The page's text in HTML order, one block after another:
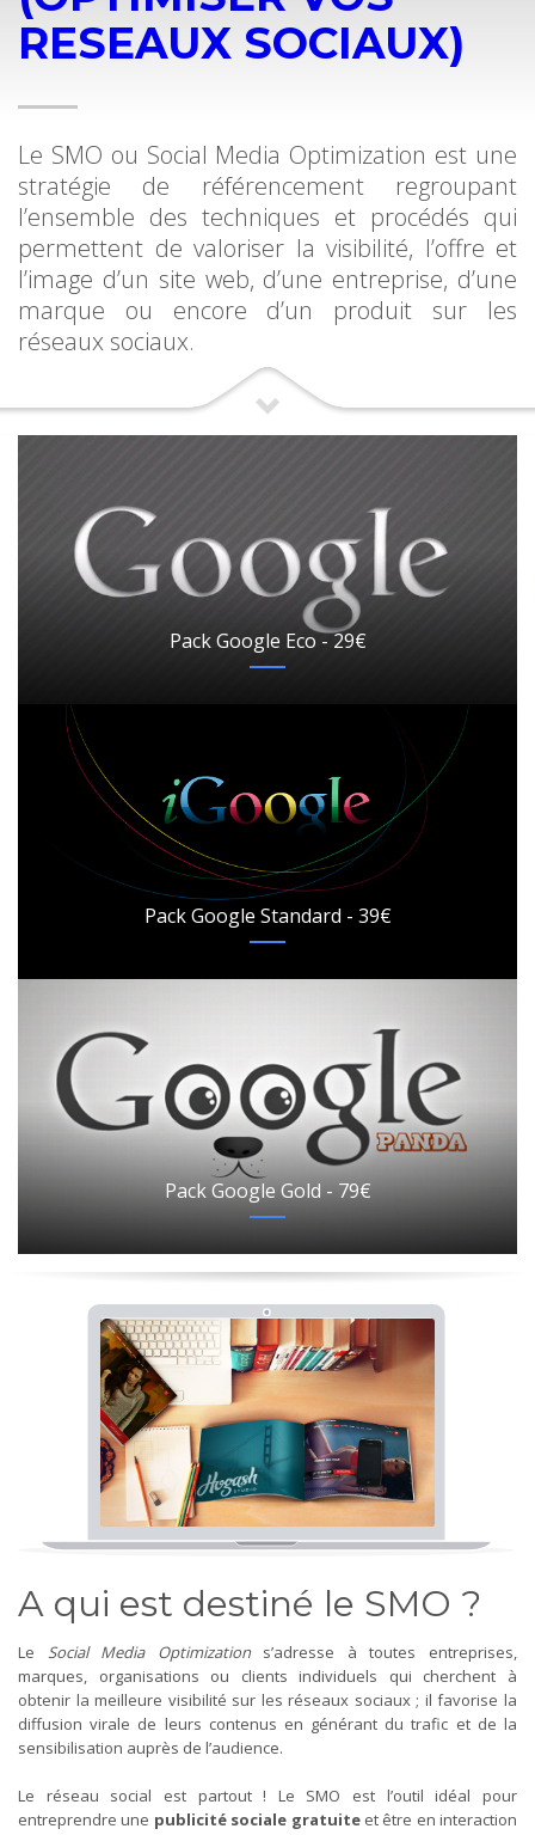
RESEAUX SOCIAUX)
Le SMO ou Social Media Optimization est une
stratégie de référencement regroupant
l’ensemble des techniques et procédés qui
permettent de valoriser la visibilité, l’offre et
l’image d’un site web, d’une entreprise, d’une
marque ou encore d’un produit sur les
réseaux sociaux.
Pack Google Eco - 29€
Pack Google Standard - 39€
Pack Google Gold - 79€
A qui est destiné le SMO ?
Le Social Media Optimizations’adresse à toutes entreprises,
marques, organisations ou clients individuels qui cherchent à
obtenir la meilleure visibilité sur les réseaux sociaux ; il favorise la
diffusion virale de leurs contenus en générant du trafic et de la
sensibilisation auprès de l’audience.
Le réseau social est partout ! Le SMO est l’outil idéal pour
entreprendre une publicité sociale gratuiteet être en interaction